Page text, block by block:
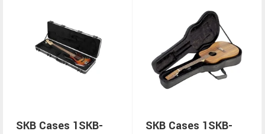
SKB Cases 1SKB-
SKB Cases 1SKB-